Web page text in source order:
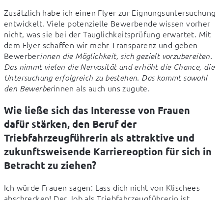
Zusätzlich habe ich einen Flyer zur Eignungsuntersuchung
entwickelt. Viele potenzielle Bewerbende wissen vorher
nicht, was sie bei der Tauglichkeitsprüfung erwartet. Mit
dem Flyer schaffen wir mehr Transparenz und geben
Bewerberinnen die Möglichkeit, sich gezielt vorzubereiten.
Das nimmt vielen die Nervosität und erhöht die Chance, die
Untersuchung erfolgreich zu bestehen. Das kommt sowohl
den Bewerberinnen als auch uns zugute.
Wie ließe sich das Interesse von Frauen
dafür stärken, den Beruf der
Triebfahrzeugführerin als attraktive und
zukunftsweisende Karriereoption für sich in
Betracht zu ziehen?
Ich würde Frauen sagen: Lass dich nicht von Klischees